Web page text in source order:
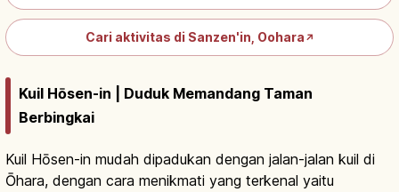
Cari aktivitas di Sanzen'in, Oohara ↗
Kuil Hōsen-in | Duduk Memandang Taman
Berbingkai
Kuil Hōsen-in mudah dipadukan dengan jalan-jalan kuil di
Ōhara, dengan cara menikmati yang terkenal yaitu